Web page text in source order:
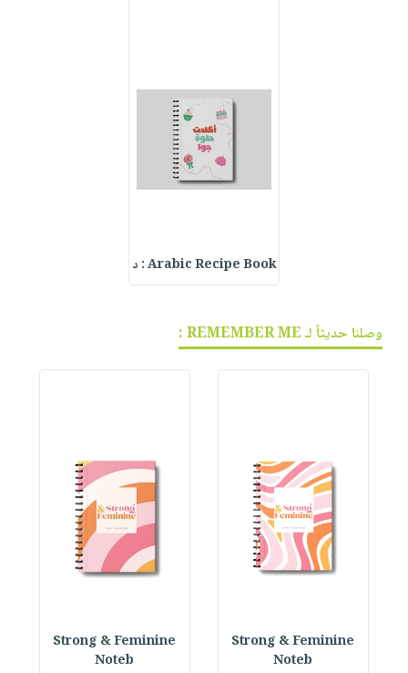
Arabic Recipe Book : د
وصلنا حديثاً لـ REMEMBER ME :
Strong & Feminine
Noteb
Strong & Feminine
Noteb